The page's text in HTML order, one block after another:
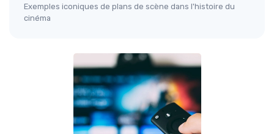
Exemples iconiques de plans de scène dans l'histoire du
cinéma